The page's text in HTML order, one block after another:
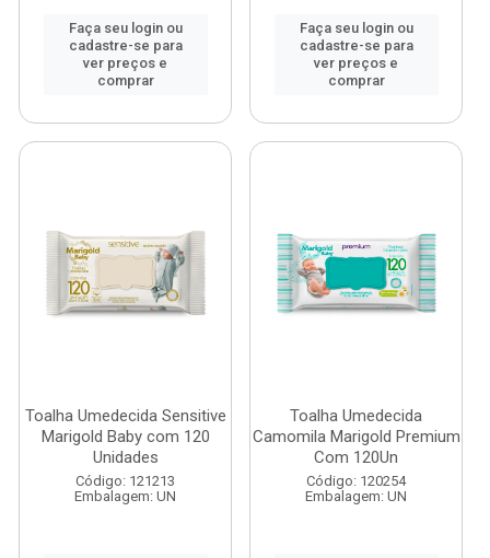
Faça seu login ou
cadastre-se para
ver preços e
comprar
Faça seu login ou
cadastre-se para
ver preços e
comprar
Toalha Umedecida Sensitive
Marigold Baby com 120
Unidades
Código: 121213
Embalagem: UN
Toalha Umedecida
Camomila Marigold Premium
Com 120Un
Código: 120254
Embalagem: UN